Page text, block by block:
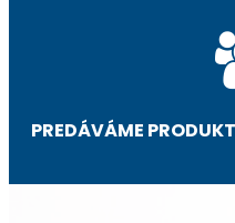
PREDÁVÁME